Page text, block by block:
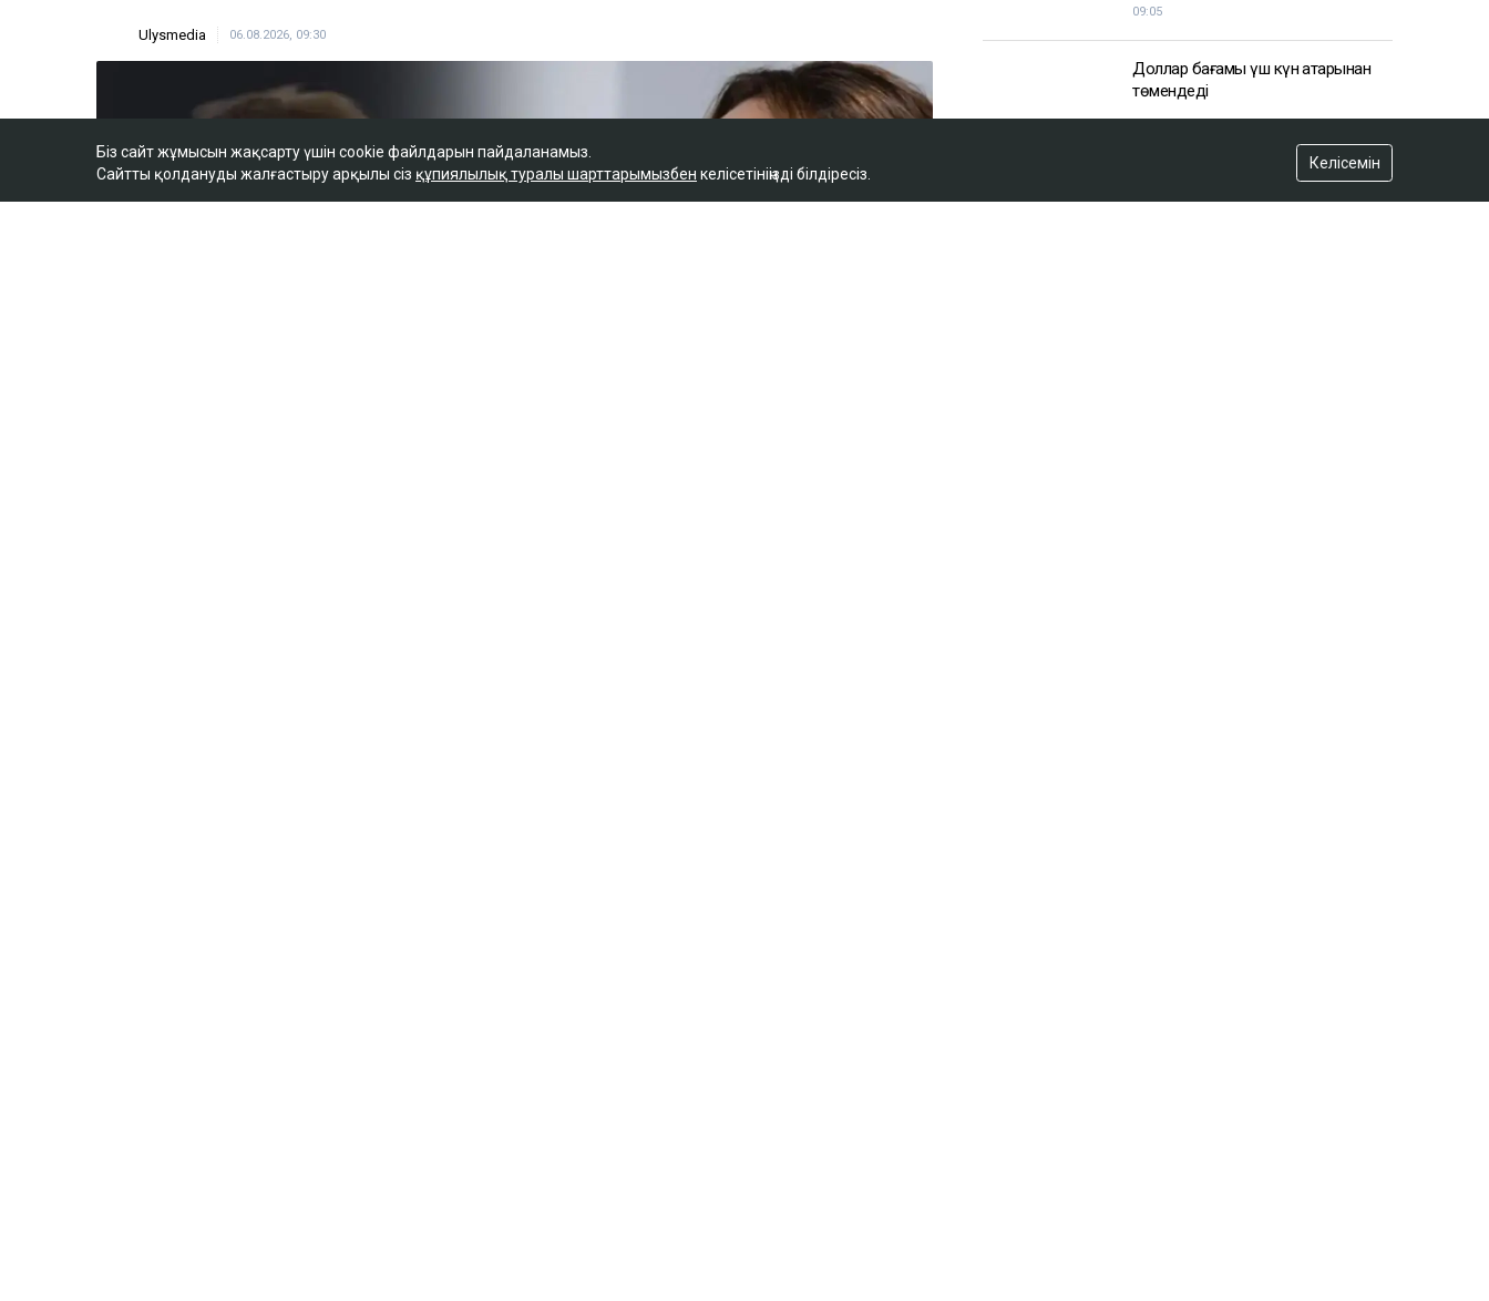
Ulysmedia 06.08.2026, 09:30
09:05
Доллар бағамы үш күн қатарынан
төмендеді
кеше, 18:52
Біз сайт жұмысын жақсарту үшін cookie файлдарын пайдаланамыз.
Сайтты қолдануды жалғастыру арқылы сіз құпиялылық туралы шарттарымызбен келісетініңізді білдіресіз.
Келісемін